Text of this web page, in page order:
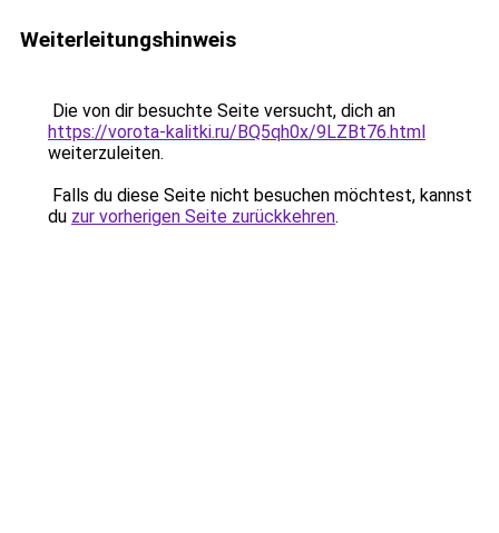
Weiterleitungshinweis
Die von dir besuchte Seite versucht, dich an
https://vorota-kalitki.ru/BQ5qh0x/9LZBt76.html
weiterzuleiten.
Falls du diese Seite nicht besuchen möchtest, kannst
du zur vorherigen Seite zurückkehren.